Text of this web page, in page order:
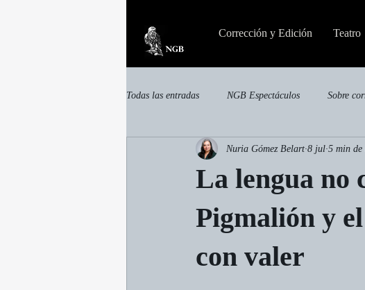
Corrección y Edición Teatro
Todas las entradas NGB Espectáculos Sobre
Otras publicaciones
La lengua no
Pigmalión y
con valer
Nuria Gómez Belart 8 jul 5 min de